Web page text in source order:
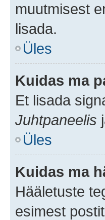
muutmisest
lisada.
Üles
Kuidas ma
Et lisada
Juhtpaneelis
Üles
Kuidas ma
Hääletuste
esimest